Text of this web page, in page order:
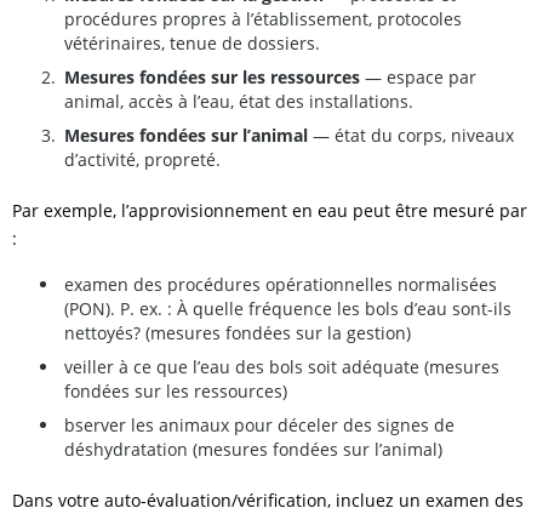
procédures propres à l’établissement, protocoles
vétérinaires, tenue de dossiers.
Mesures fondées sur les ressources — espace par
animal, accès à l’eau, état des installations.
Mesures fondées sur l’animal — état du corps, niveaux
d’activité, propreté.
Par exemple, l’approvisionnement en eau peut être mesuré par
:
examen des procédures opérationnelles normalisées
(PON). P. ex. : À quelle fréquence les bols d’eau sont-ils
nettoyés? (mesures fondées sur la gestion)
veiller à ce que l’eau des bols soit adéquate (mesures
fondées sur les ressources)
bserver les animaux pour déceler des signes de
déshydratation (mesures fondées sur l’animal)
Dans votre auto-évaluation/vérification, incluez un examen des